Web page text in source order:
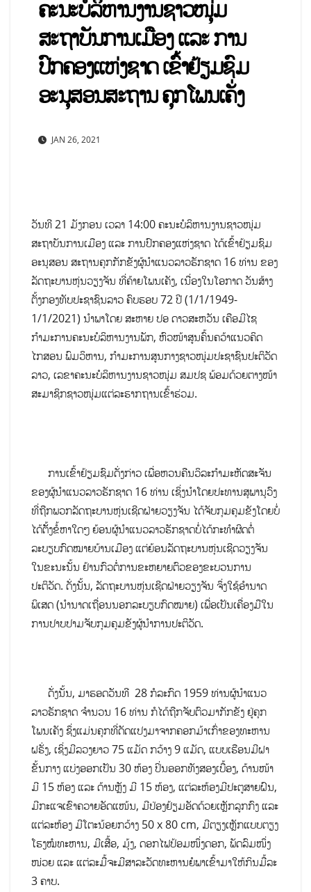
ຄະນະບໍລິຫານງານຊາວໜຸ່ມ
ສະຖາບັນການເມືອງ ແລະ ການ
ປົກຄອງແຫ່ງຊາດ ເຂົ້າຢ້ຽມຊົມ
ອະນຸສອນສະຖານ ຄຸກໂພນເຄັ່ງ
JAN 26, 2021
ວັນທີ 21 ມັງກອນ ເວລາ 14:00 ຄະນະບໍລິຫານງານຊາວໜຸ່ມ
ສະຖາບັນການເມືອງ ແລະ ການປົກຄອງແຫ່ງຊາດ ໄດ້ເຂົ້າຢ້ຽມຊົມ
ອະນຸສອນ ສະຖານຄຸກກັກຂັງຜູ້ນໍາແນວລາວຮັກຊາດ 16 ທ່ານ ຂອງ
ລັດຖະບານຫຸ່ນວຽງຈັນ ທີ່ຄ້າຍໂພນເຄັງ, ເນື່ອງໃນໂອກາດ ວັນສ້າງ
ຕັ້ງກອງທັບປະຊາຊົນລາວ ຄົບຮອບ 72 ປີ (1/1/1949-
1/1/2021) ນໍາພາໂດຍ ສະຫາຍ ປອ ດາວສະຫວັນ ເຄືອມີໄຊ
ກຳມະການຄະນະບໍລິຫານງານພັກ, ຫົວໜ້າສູນຄົ້ນຄວ້າແນວຄິດ
ໄກສອນ ພົມວິຫານ, ກຳມະການສູນກາງຊາວໜຸ່ມປະຊາຊົນປະຕິວັດ
ລາວ, ເລຂາຄະນະບໍລິຫານງານຊາວໜຸ່ມ ສມປຊ ພ້ອມດ້ວຍຕາງໜ້າ
ສະມາຊິກຊາວໜຸ່ມແຕ່ລະຮາກຖານເຂົ້າຮ່ວມ.
ການເຂົ້າຢ້ຽມຊົມດັ່ງກ່າວ ເພື່ອຫວນຄືນວິລະກຳມະຫັດສະຈັນ
ຂອງຜູ້ນໍາແນວລາວຮັກຊາດ 16 ທ່ານ ເຊິ່ງນຳໂດຍປະທານສຸພານຸວົງ
ທີ່ຖືກພວກລັດຖະບານຫຸ່ນເຊີດຝ່າຍວຽງຈັນ ໄດ້ຈັບກຸມຄຸມຂັງໂດຍບໍ່
ໄດ້ຕັັ້ງຂໍ້ຫາໃດໆ ຍ້ອນຜູ້ນໍາແນວລາວຮັກຊາດບໍ່ໄດ້ກະທໍາຜິດຕໍ່
ລະບຽບກົດໝາຍບ້ານເມືອງ ແຕ່ຍ້ອນລັດຖະບານຫຸ່ນເຊີດວຽງຈັນ
ໃນຂະນະນັ້ນ ຢ້ານກົວຕໍ່ການຂະຫຍາຍຕົວຂອງຂະບວນການ
ປະຕິວັດ. ດັ່ງນັ້ນ, ລັດຖະບານຫຸ່ນເຊີດຝ່າຍວຽງຈັນ ຈຶ່ງໃຊ້ອໍານາດ
ພິເສດ (ນໍານາດເຖື່ອນນອກລະບຽບກົດໝາຍ) ເພື່ອເປັນເຄື່ອງມືໃນ
ການປາບປາມຈັບກຸມຄຸມຂັງຜູ້ນໍາການປະຕິວັດ.
ດັ່ງນັ້ນ, ມາຮອດວັນທີ 28 ກໍລະກົດ 1959 ທ່ານຜູ້ນຳແນວ
ລາວຮັກຊາດ ຈຳນວນ 16 ທ່ານ ກໍໄດ້ຖືກຈັບຕົວມາກັກຂັງ ຢູ່ຄຸກ
ໂພນເຄັງ ຊຶ່ງແມ່ນຄຸກທີ່ດັດແປງມາຈາກຄອກມ້າເກົ່າຂອງທະຫານ
ຝຣັ່ງ, ເຊິ່ງມີລວງຍາວ 75 ແມັດ ກວ້າງ 9 ແມັດ, ແບບເຮືອນມີຝາ
ຂັ້ນກາງ ແບ່ງອອກເປັນ 30 ຫ້ອງ ປິ່ນອອກທັງສອງເບື້ອງ, ດ້ານໜ້າ
ມີ 15 ຫ້ອງ ແລະ ດ້ານຫຼັງ ມີ 15 ຫ້ອງ, ແຕ່ລະຫ້ອງມີປະຕູສາຍຝົນ,
ມີກະແຈເຂົາຄວາຍອັດແໜ້ນ, ມີປ່ອງຢ້ຽມອັດດ້ວຍເຫຼັກລູກກົງ ແລະ
ແຕ່ລະຫ້ອງ ມີໂຕະນ້ອຍກວ້າງ 50 x 80 cm, ມີຕຽງເຫຼັກແບບຕຽງ
ໂຮງໝໍທະຫານ, ມີເສື້ອ, ມຸ້ງ, ດອກໄຟປ້ອມໜຶ່ງດອກ, ພັດລົມໜຶ່ງ
ໜ່ວຍ ແລະ ແຕ່ລະມື້ຈະມີສາລະວັດທະຫານຍໍພາເຂົ້າມາໃຫ້ກິນມື້ລະ
3 ຄາບ.